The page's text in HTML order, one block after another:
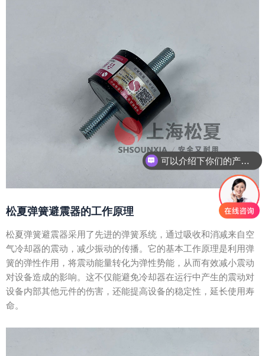
松夏弹簧避震器的工作原理
松夏弹簧避震器采用了先进的弹簧系统，通过吸收和消减来自空
气冷却器的震动，减少振动的传播。它的基本工作原理是利用弹
簧的弹性作用，将震动能量转化为弹性势能，从而有效减小震动
对设备造成的影响。这不仅能避免冷却器在运行中产生的震动对
设备内部其他元件的伤害，还能提高设备的稳定性，延长使用寿
命。
可以介绍下你们的产品么？